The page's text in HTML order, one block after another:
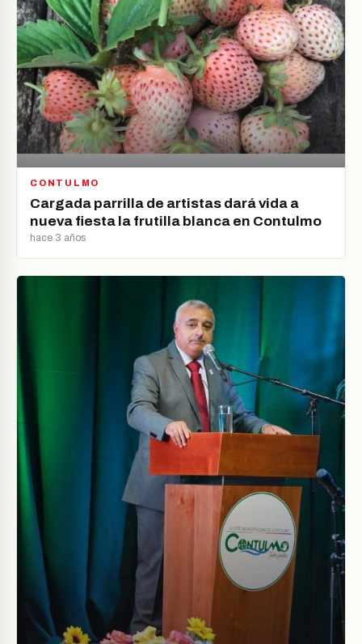
CONTULMO
Cargada parrilla de artistas dará vida a
nueva fiesta la frutilla blanca en Contulmo
hace 3 años